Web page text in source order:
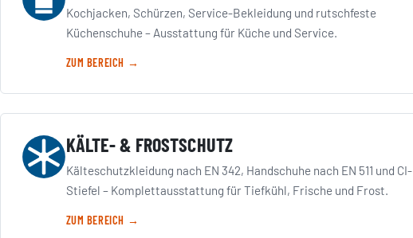
Kochjacken, Schürzen, Service-Bekleidung und rutschfeste
Küchenschuhe – Ausstattung für Küche und Service.
ZUM BEREICH →
KÄLTE- & FROSTSCHUTZ
Kälteschutzkleidung nach EN 342, Handschuhe nach EN 511 und CI-
Stiefel – Komplettausstattung für Tiefkühl, Frische und Frost.
ZUM BEREICH →